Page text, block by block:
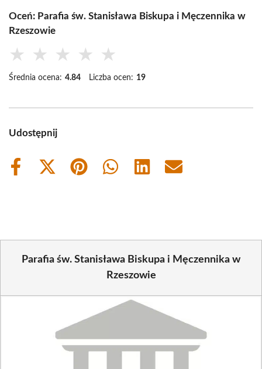
Oceń: Parafia św. Stanisława Biskupa i Męczennika w
Rzeszowie
★ ★ ★ ★ ★
Średnia ocena: 4.84 Liczba ocen: 19
Udostępnij
Share
Share
Share
Share
Share
Share
Parafia św. Stanisława Biskupa i Męczennika w
Rzeszowie